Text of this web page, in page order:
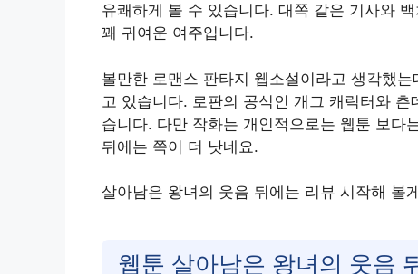
유쾌하게 볼 수 있습니다. 대쪽 같은 기사와
꽤 귀여운 여주입니다.
볼만한 로맨스 판타지 웹소설이라고 생각했
고 있습니다. 로판의 공식인 개그 캐릭터와
습니다. 다만 작화는 개인적으로는 웹툰 보다
뒤에는 쪽이 더 낫네요.
살아남은 왕녀의 웃음 뒤에는 리뷰 시작해 볼
웹툰 살아남은 왕녀의 웃음